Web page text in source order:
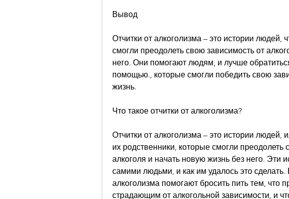
Вывод
Отчитки от алкоголизма – это истории людей,
смогли преодолеть свою зависимость от
него. Они помогают людям, и лучше
помощью., которые смогли победить свою
жизнь.
Что такое отчитки от алкоголизма?
Отчитки от алкоголизма – это истории людей,
их родственники, которые смогли преодолеть
алкоголя и начать новую жизнь без него. Эти
самими людьми, и как им удалось это сделать.
алкоголизма помогают бросить пить тем, что
страдающим от алкогольной зависимости, и